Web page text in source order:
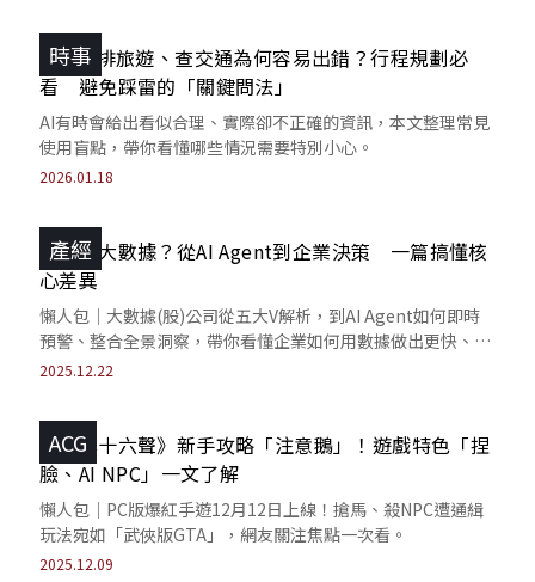
時事
用AI安排旅遊、查交通為何容易出錯？行程規劃必
看 避免踩雷的「關鍵問法」
AI有時會給出看似合理、實際卻不正確的資訊，本文整理常見
使用盲點，帶你看懂哪些情況需要特別小心。
2026.01.18
產經
什麼是大數據？從AI Agent到企業決策 一篇搞懂核
心差異
懶人包｜大數據(股)公司從五大V解析，到AI Agent如何即時
預警、整合全景洞察，帶你看懂企業如何用數據做出更快、更
可信的智慧決策。
2025.12.22
ACG
《燕雲十六聲》新手攻略「注意鵝」！遊戲特色「捏
臉、AI NPC」一文了解
懶人包｜PC版爆紅手遊12月12日上線！搶馬、殺NPC遭通緝
玩法宛如「武俠版GTA」，網友關注焦點一次看。
2025.12.09